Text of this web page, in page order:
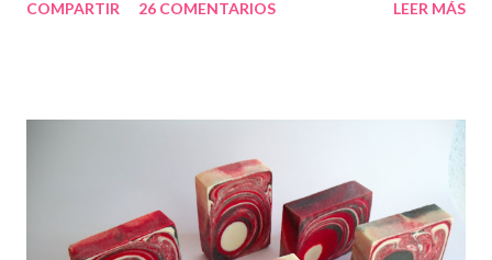
COMPARTIR 26 COMENTARIOS LEER MÁS